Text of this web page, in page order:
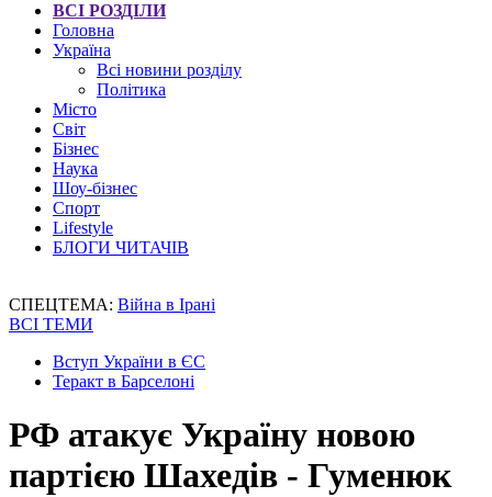
ВСІ РОЗДІЛИ
Головна
Україна
Всі новини розділу
Політика
Місто
Світ
Бізнес
Наука
Шоу-бізнес
Спорт
Lifestyle
БЛОГИ ЧИТАЧІВ
СПЕЦТЕМА: Війна в Ірані
ВСІ ТЕМИ
Вступ України в ЄС
Теракт в Барселоні
РФ атакує Україну новою
партією Шахедів - Гуменюк